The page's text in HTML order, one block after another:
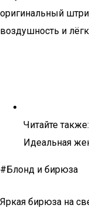
оригинальный
воздушность и
Читайте также:
Идеальная
#Блонд и бирюза
Яркая бирюза на